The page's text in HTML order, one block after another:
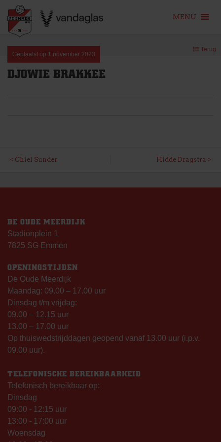
content
MENU
Geplaatst op 1 november 2023
Terug
DJOWIE BRAKKEE
BERICHT
Chiel Sunder Hidde Dragstra
DE OUDE MEERDIJK
Stadionplein 1
7825 SG Emmen
OPENINGSTIJDEN
De Oude Meerdijk
Maandag: 09.00 – 17.00 uur
Dinsdag t/m vrijdag:
09.00 – 12.15 uur
13.00 – 17.00 uur
Op thuiswedstrijddagen geopend vanaf 13.00 uur (i.p.v.
09.00 uur).
TELEFONISCHE BEREIKBAARHEID
Telefonisch bereikbaar op:
Dinsdag
09:00 - 12:15 uur
13:00 - 17:00 uur
Woensdag